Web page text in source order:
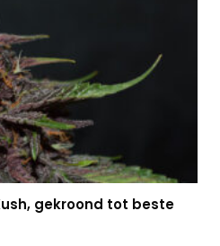
gekroond tot beste